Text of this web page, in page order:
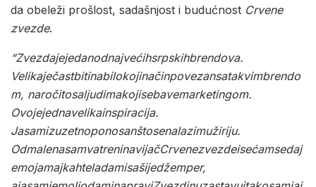
da obeleži prošlost, sadašnjost i budućnost Crvene
zvezde.
“Zvezdajejedanodnajvećihsrpskihbrendova.
Velikaječastbitinabilokojinačinpovezansatakvimbrendo
m, naročitosaljudimakojisebavemarketingom.
Ovojejednavelikainspiracija.
Jasamizuzetnoponosanštosenalazimužiriju.
OdmalenasamvatreninavijačCrvenezvezdeisećamsedaj
emojamajkahteladamisašijedžemper,